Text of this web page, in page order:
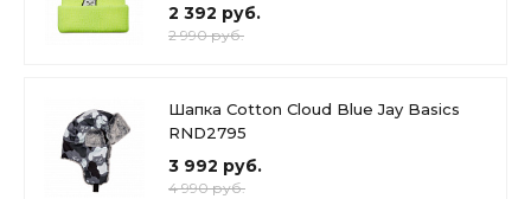
2 392 руб.
2 990 руб.
Шапка Cotton Cloud Blue Jay Basics
RND2795
3 992 руб.
4 990 руб.